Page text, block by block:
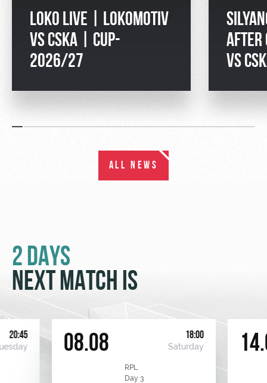
LOKO LIVE | LOKOMOTIV
VS CSKA | CUP-
2026/27
AFTER
VS
ALL NEWS
2 DAYS
NEXT MATCH IS
20:45 08.08 18:00
Saturday
RPL
Day 3